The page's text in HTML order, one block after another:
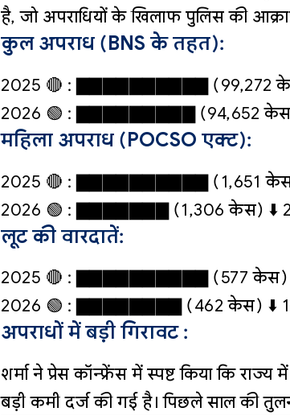
है, जो अपराधियों के खिलाफ पुलिस की
कुल अपराध (BNS के तहत):
2025 🔴 : ▇▇▇▇▇▇▇▇▇▇ (99,272
2026 🟢 : ▇▇▇▇▇▇▇▇▇ (94,652
महिला अपराध (POCSO एक्ट):
2025 🔴 : ▇▇▇▇▇▇▇▇▇▇ (1,651
2026 🟢 : ▇▇▇▇▇▇▇ (1,306 केस) ⬇️
लूट की वारदातें:
2025 🔴 : ▇▇▇▇▇▇▇▇▇▇ (577 केस)
2026 🟢 : ▇▇▇▇▇▇▇▇ (462 केस) ⬇️
अपराधों में बड़ी गिरावट :
शर्मा ने प्रेस कॉन्फ्रेंस में स्पष्ट किया कि
बड़ी कमी दर्ज की गई है। पिछले साल की